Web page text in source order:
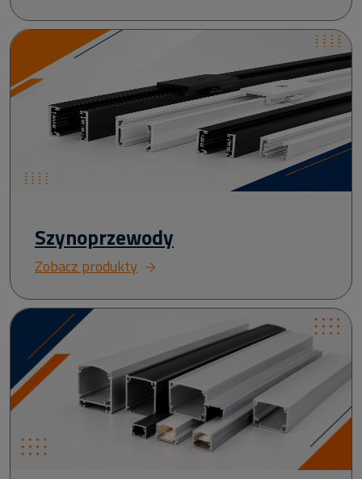
Szynoprzewody
Zobacz produkty